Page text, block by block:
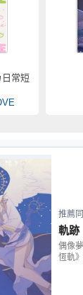
日常短
推薦
軌跡
偶像
恆軌